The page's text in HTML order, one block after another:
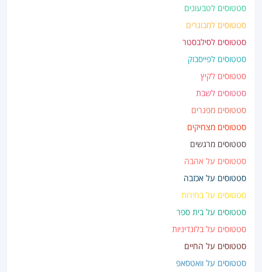
סטטוסים לטבעונים
סטטוסים למבוגרים
סטטוסים לסילבסטר
סטטוסים לפייסבוק
סטטוסים לקיץ
סטטוסים לשבת
סטטוסים מפגרים
סטטוסים מצחיקים
סטטוסים מרגשים
סטטוסים על אהבה
סטטוסים על אכזבה
סטטוסים על בחירות
סטטוסים על בית ספר
סטטוסים על בלונדיניות
סטטוסים על החיים
סטטוסים על וואטסאפ